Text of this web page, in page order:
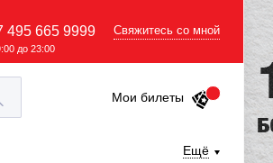
495 665 9999
до 23:00
Свяжитесь со мной
Мои билеты
Ещё